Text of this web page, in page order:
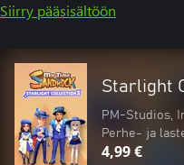
Siirry pääsisältöön
Starlight
PM-Studios,
Perhe- ja
4,99 €